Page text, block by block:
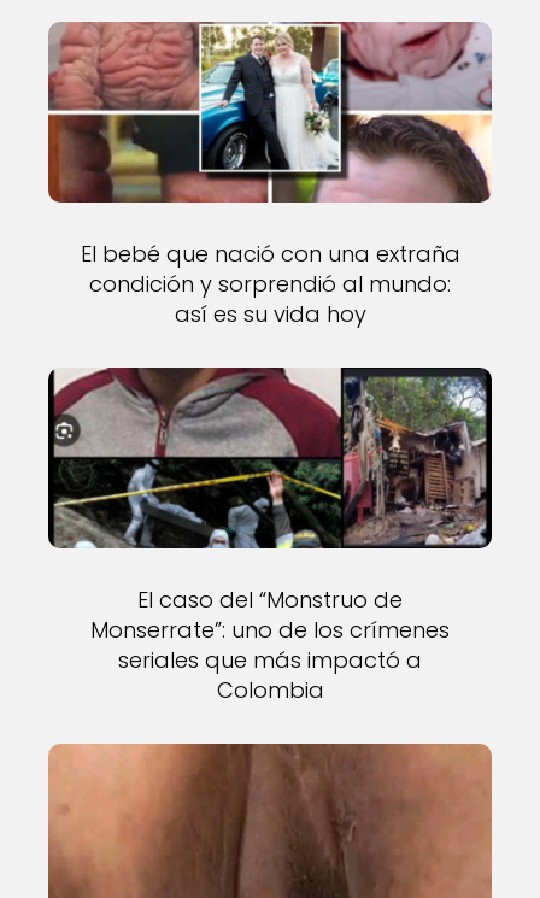
El bebé que nació con una extraña
condición y sorprendió al mundo:
así es su vida hoy
El caso del “Monstruo de
Monserrate”: uno de los crímenes
seriales que más impactó a
Colombia